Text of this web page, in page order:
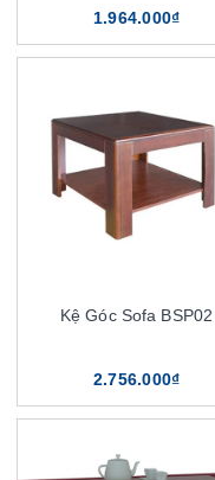
1.964.000₫
Kệ Góc Sofa BSP02
2.756.000₫